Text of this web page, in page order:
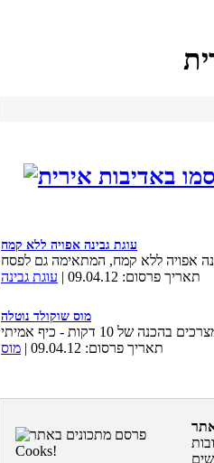
עוגת גבינה אפויה ללא קמח
תאריך פרסום: 09.04.12 | עוגת גבינה
מוס שוקולד נוטלה
תאריך פרסום: 09.04.12 | מוס